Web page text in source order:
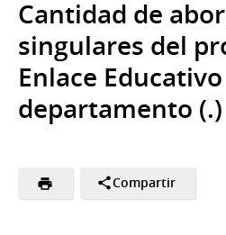
Cantidad de
singulares del
Enlace
departamento (.)
Compartir